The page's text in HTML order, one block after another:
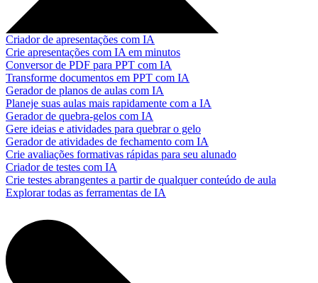
Criador de apresentações com IA
Crie apresentações com IA em minutos
Conversor de PDF para PPT com IA
Transforme documentos em PPT com IA
Gerador de planos de aulas com IA
Planeje suas aulas mais rapidamente com a IA
Gerador de quebra-gelos com IA
Gere ideias e atividades para quebrar o gelo
Gerador de atividades de fechamento com IA
Crie avaliações formativas rápidas para seu alunado
Criador de testes com IA
Crie testes abrangentes a partir de qualquer conteúdo de aula
Explorar todas as ferramentas de IA